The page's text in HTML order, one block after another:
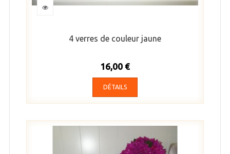
4 verres de couleur jaune
16,00 €
DÉTAILS